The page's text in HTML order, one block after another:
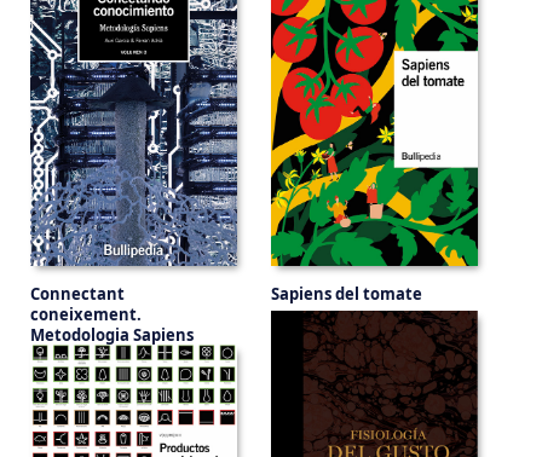
Connectant
coneixement.
Metodologia Sapiens
62.00 €
Sapiens del tomate
62.00 €